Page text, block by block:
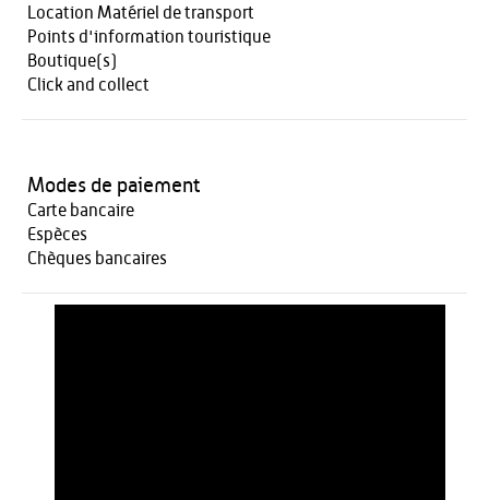
Location Matériel de transport
Points d'information touristique
Boutique(s)
Click and collect
Modes de paiement
Carte bancaire
Espèces
Chèques bancaires